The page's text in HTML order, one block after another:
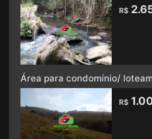
R$
Área para condomínio/
R$